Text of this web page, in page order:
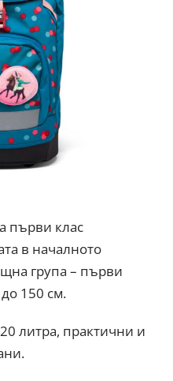
първи клас
в началното
група – първи
150 см.
литра, практични и